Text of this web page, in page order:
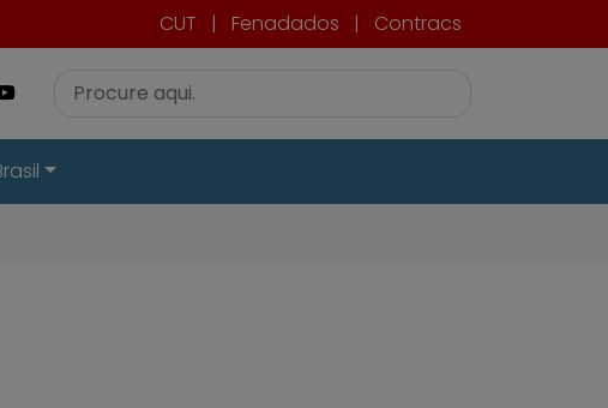
CUT | Fenadados | Contracs